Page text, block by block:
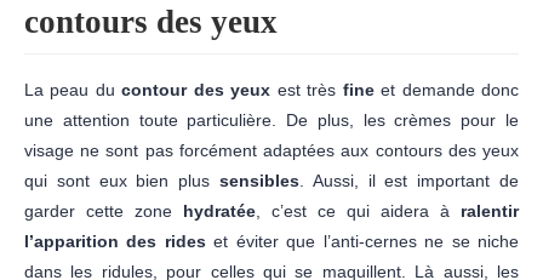
contours des yeux
La peau ducontour des yeux est très fineet demande donc
une attention toute particulière. De plus, les crèmes pour le
visage ne sont pas forcément adaptées aux contours des yeux
qui sont eux bien plus sensibles. Aussi, il est important de
garder cette zone hydratée, c’est ce qui aidera à ralentir
l’apparition des rideset éviter que l’anti-cernes ne se niche
dans les ridules, pour celles qui se maquillent. Là aussi, les